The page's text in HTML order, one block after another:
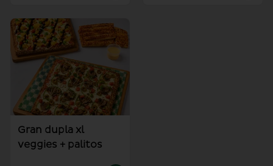
Gran dupla xl
veggies + palitos